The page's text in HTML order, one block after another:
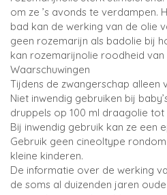
om ze ’s avonds te verdampen.
bad kan de werking van de olie
geen rozemarijn als badolie bij
kan rozemarijnolie roodheid
Waarschuwingen
Tijdens de zwangerschap alleen
Niet inwendig gebruiken bij
druppels op 100 ml draagolie
Bij inwendig gebruik kan ze een
Gebruik geen cineoltype
kleine kinderen.
De informatie over de werking
de soms al duizenden jaren